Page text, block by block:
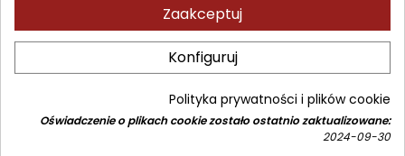
Autor: Zofia Wieczorek-Chełmińska
(0)
Cena
109,90 złCena
129,00 zł
Dodaj do koszyka
Zaakceptuj
Konfiguruj
Polityka prywatności i plików cookie
Oświadczenie o plikach cookie zostało ostatnio zaktualizowane:
2024-09-30